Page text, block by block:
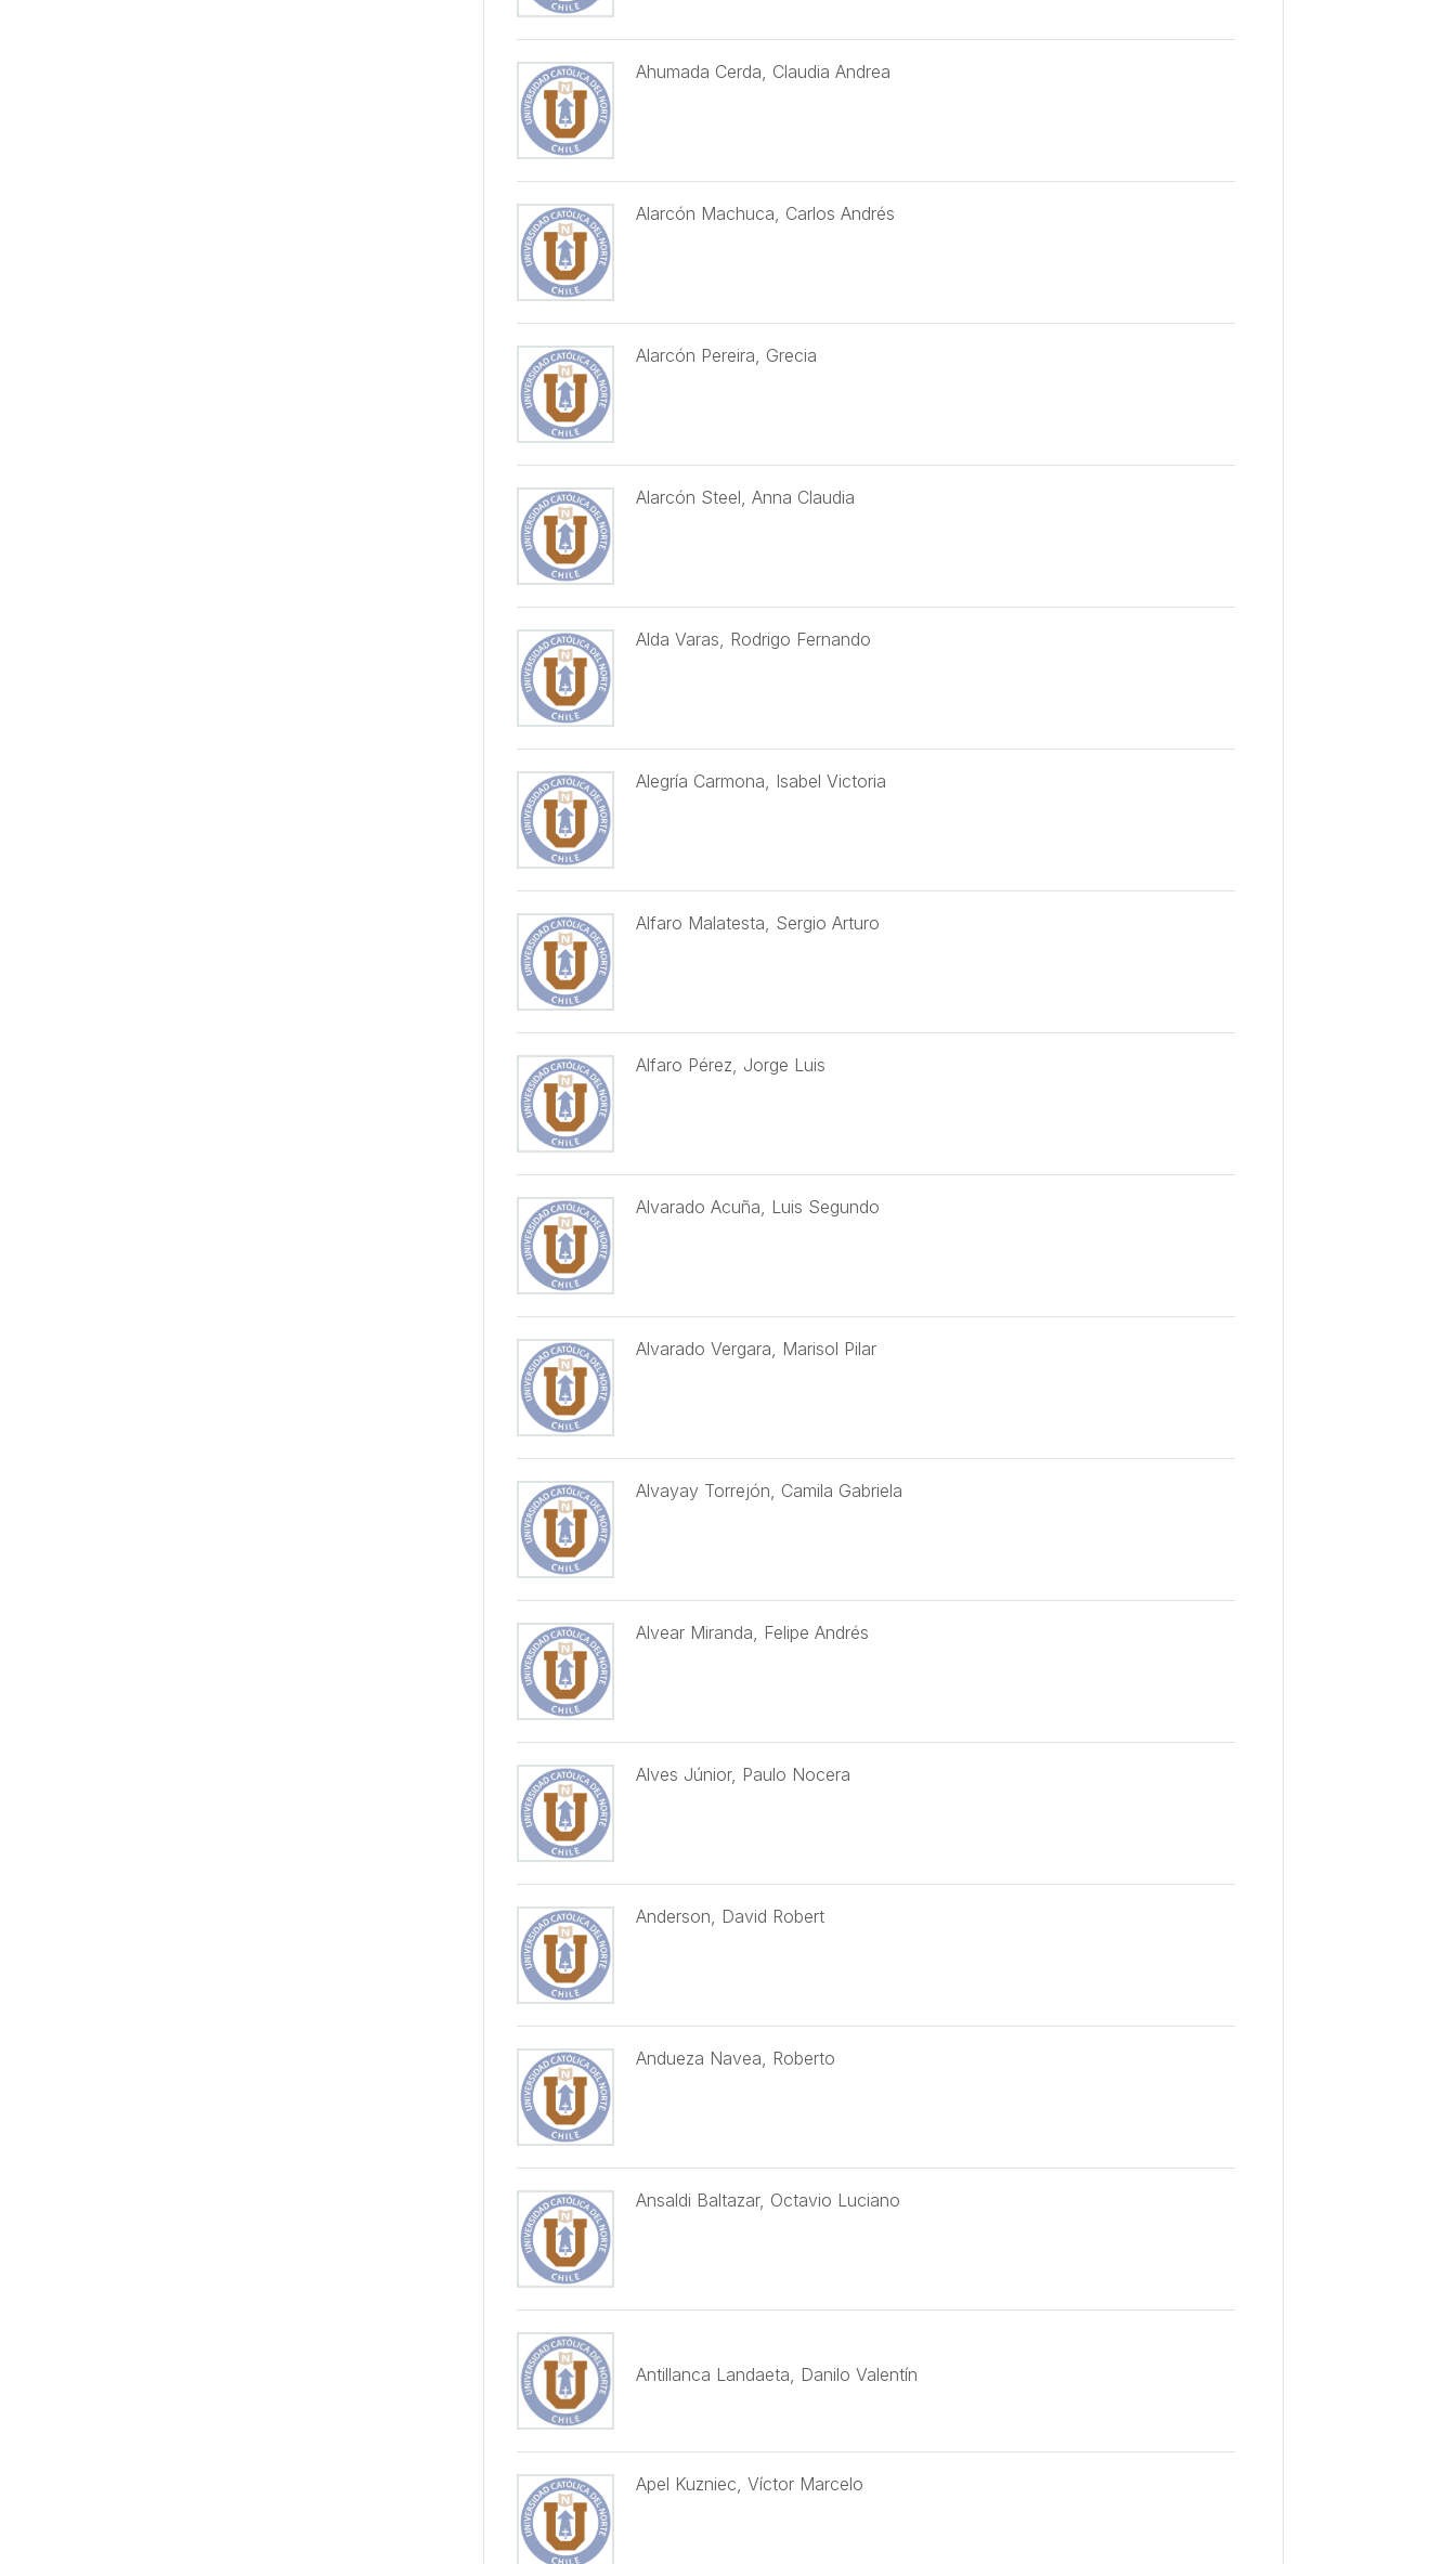
Ahumada Cerda, Claudia Andrea
Alarcón Machuca, Carlos Andrés
Alarcón Pereira, Grecia
Alarcón Steel, Anna Claudia
Alda Varas, Rodrigo Fernando
Alegría Carmona, Isabel Victoria
Alfaro Malatesta, Sergio Arturo
Alfaro Pérez, Jorge Luis
Alvarado Acuña, Luis Segundo
Alvarado Vergara, Marisol Pilar
Alvayay Torrejón, Camila Gabriela
Alvear Miranda, Felipe Andrés
Alves Júnior, Paulo Nocera
Anderson, David Robert
Andueza Navea, Roberto
Ansaldi Baltazar, Octavio Luciano
Antillanca Landaeta, Danilo Valentín
Apel Kuzniec, Víctor Marcelo